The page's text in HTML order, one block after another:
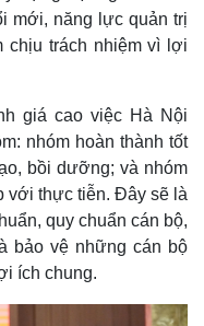
khoán
cà phê
mới, năng lực quản trị
chịu trách nhiệm vì lợi
giá cao việc Hà Nội
nhóm hoàn thành tốt
bồi dưỡng; và nhóm
với thực tiễn. Đây sẽ là
quy chuẩn cán bộ,
bảo vệ những cán bộ
ích chung.